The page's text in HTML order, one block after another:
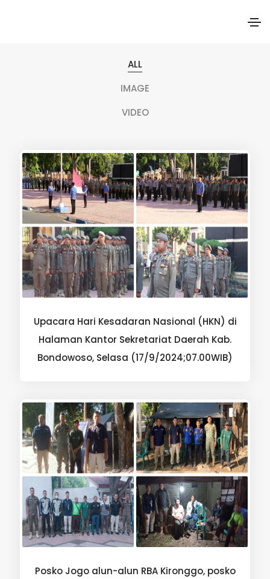
ALL
IMAGE
VIDEO
Upacara Hari Kesadaran Nasional (HKN) di
Halaman Kantor Sekretariat Daerah Kab.
Bondowoso, Selasa (17/9/2024;07.00WIB)
Posko Jogo alun-alun RBA Kironggo, posko